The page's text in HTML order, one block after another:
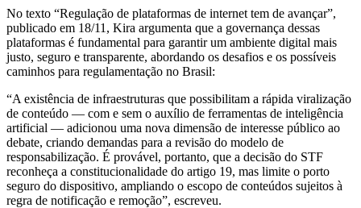
No texto “Regulação de plataformas de internet tem de avançar”,
publicado em 18/11, Kira argumenta que a governança dessas
plataformas é fundamental para garantir um ambiente digital mais
justo, seguro e transparente, abordando os desafios e os possíveis
caminhos para regulamentação no Brasil:
“A existência de infraestruturas que possibilitam a rápida viralização
de conteúdo — com e sem o auxílio de ferramentas de inteligência
artificial — adicionou uma nova dimensão de interesse público ao
debate, criando demandas para a revisão do modelo de
responsabilização. É provável, portanto, que a decisão do STF
reconheça a constitucionalidade do artigo 19, mas limite o porto
seguro do dispositivo, ampliando o escopo de conteúdos sujeitos à
regra de notificação e remoção”, escreveu.